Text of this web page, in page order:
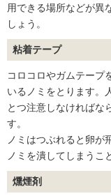
用できる場所などが異
しょう。
粘着テープ
コロコロやガムテープ
いるノミをとります。
とつ注意しなければな
す。
ノミはつぶれると卵が
ノミを潰してしまうこ
燻煙剤